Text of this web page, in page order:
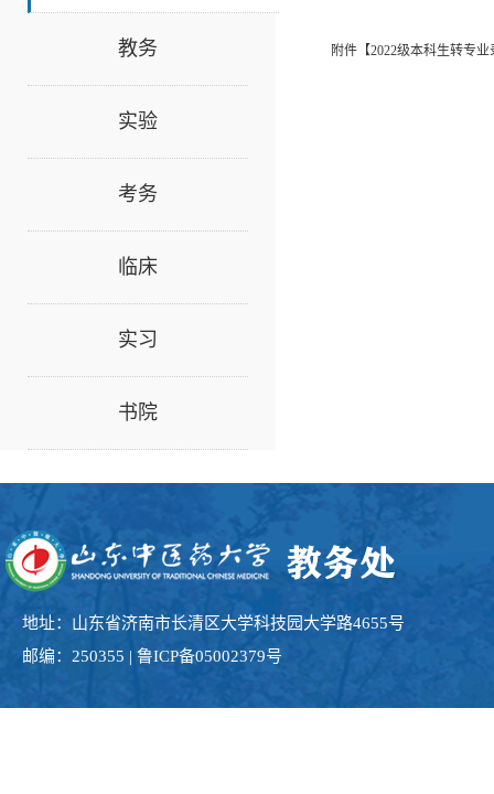
教务
实验
考务
临床
实习
书院
附件【2022级本科生转专
地址：山东省济南市长清区大学科技园大学路4655号
邮编：250355 | 鲁ICP备05002379号